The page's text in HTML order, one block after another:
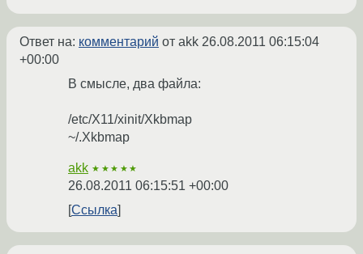
Ответ на: комментарий от akk 26.08.2011 06:15:04
+00:00
В смысле, два файла:
/etc/X11/xinit/Xkbmap
~/.Xkbmap
akk ★★★★★
26.08.2011 06:15:51 +00:00
Ссылка